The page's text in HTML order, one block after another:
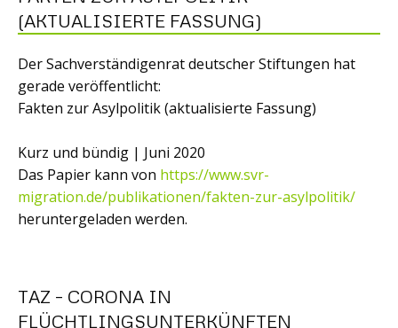
(AKTUALISIERTE FASSUNG)
Der Sachverständigenrat deutscher Stiftungen hat
gerade veröffentlicht:
Fakten zur Asylpolitik (aktualisierte Fassung)
Kurz und bündig | Juni 2020
Das Papier kann von https://www.svr-
migration.de/publikationen/fakten-zur-asylpolitik/
heruntergeladen werden.
TAZ – CORONA IN
FLÜCHTLINGSUNTERKÜNFTEN